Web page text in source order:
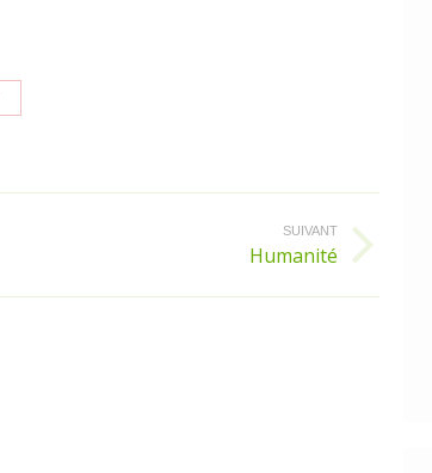
SUIVANT
Humanité